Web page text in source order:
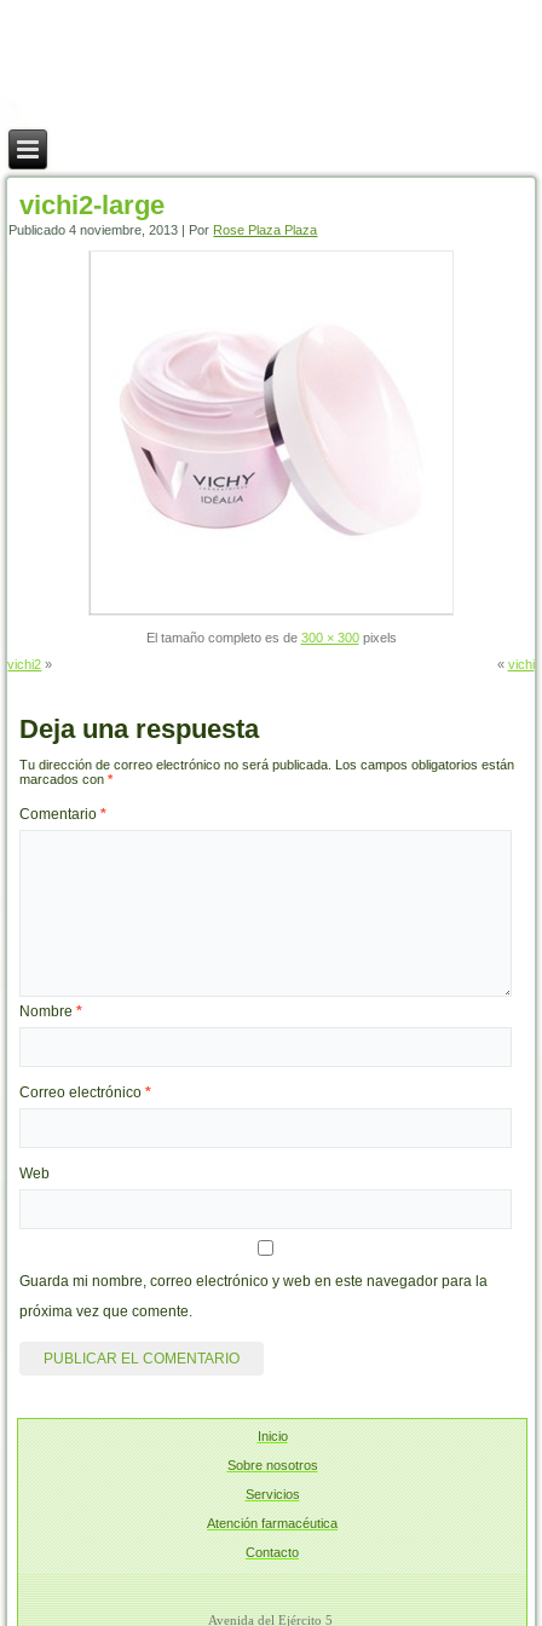
vichi2-large
Publicado 4 noviembre, 2013 Por Rose Plaza Plaza
El tamaño completo es de 300 × 300pixels
vichi2 » « vichi
Deja una respuesta
Tu dirección de correo electrónico no será publicada. Los campos obligatorios están
marcados con*
Comentario*
Nombre*
Correo electrónico*
Web
Guarda mi nombre, correo electrónico y web en este navegador para la
próxima vez que comente.
Inicio
Sobre nosotros
Servicios
Atención farmacéutica
Contacto
Avenida del Ejército 5